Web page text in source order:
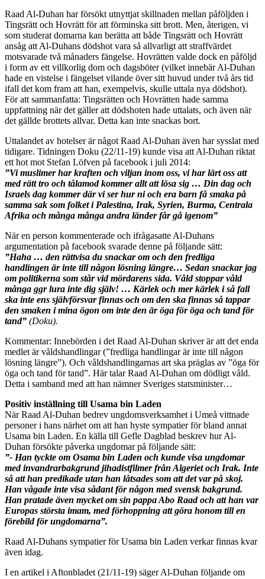
Raad Al-Duhan har försökt utnyttjat skillnaden mellan påföljden i
Tingsrätt och Hovrätt för att förminska sitt brott. Men, återigen, vi
som studerat domarna kan berätta att både Tingsrätt och Hovrätt
ansåg att Al-Duhans dödshot vara så allvarligt att straffvärdet
motsvarade två månaders fängelse. Hovrätten valde dock en påföljd
i form av ett villkorlig dom och dagsböter (vilket innebär Al-Duhan
hade en vistelse i fängelset vilande över sitt huvud under två års tid
ifall det kom fram att han, exempelvis, skulle uttala nya dödshot).
För att sammanfatta: Tingsrätten och Hovrätten hade samma
uppfattning när det gäller att dödshoten hade uttalats, och även när
det gällde brottets allvar. Detta kan inte snackas bort.
Uttalandet av hotelser är något Raad Al-Duhan även har sysslat med
tidigare. Tidningen Doku (22/11-19) kunde visa att Al-Duhan riktat
ett hot mot Stefan Löfven på facebook i juli 2014:
”Vi muslimer har kraften och viljan inom oss, vi har lärt oss att
med rätt tro och tålamod kommer allt att lösa sig … Din dag och
Israels dag kommer där vi ser hur ni och era barn få smaka på
samma sak som folket i Palestina, Irak, Syrien, Burma, Centrala
Afrika och många många andra länder får gå igenom”
När en person kommenterade och ifrågasatte Al-Duhans
argumentation på facebook svarade denne på följande sätt:
”Haha … den rättvisa du snackar om och den fredliga
handlingen är inte till någon lösning längre… Sedan snackar jag
om politikerna som står vid mördarens sida. Våld stoppar våld
många ggr lura inte dig själv! … Kärlek och mer kärlek i så fall
ska inte ens självförsvar finnas och om den ska finnas så tappar
den smaken i mina ögon om inte den är öga för öga och tand för
tand” (Doku).
Kommentar: Innebörden i det Raad Al-Duhan skriver är att det enda
medlet är våldshandlingar (”fredliga handlingar är inte till någon
lösning längre”). Och våldshandlingarnas art ska präglas av ”öga för
öga och tand för tand”. Här talar Raad Al-Duhan om dödligt våld.
Detta i samband med att han nämner Sveriges statsminister…
Positiv inställning till Usama bin Laden
När Raad Al-Duhan bedrev ungdomsverksamhet i Umeå vittnade
personer i hans närhet om att han hyste sympatier för bland annat
Usama bin Laden. En källa till Gefle Dagblad beskrev hur Al-
Duhan försökte påverka ungdomar på följande sätt:
”- Han tyckte om Osama bin Laden och kunde visa ungdomar
med invandrarbakgrund jihadistfilmer från Algeriet och Irak. Inte
så att han predikade utan han låtsades som att det var på skoj.
Han vågade inte visa sådant för någon med svensk bakgrund.
Han pratade även mycket om sin pappa Abo Raad och att han var
Europas största imam, med förhoppning att göra honom till en
förebild för ungdomarna”.
Raad Al-Duhans sympatier för Usama bin Laden verkar finnas kvar
även idag.
I en artikel i Aftonbladet (21/11-19) säger Al-Duhan följande om